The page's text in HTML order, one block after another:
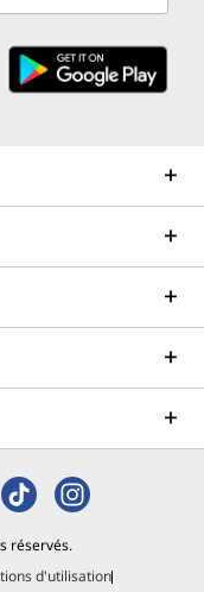
réservés.
d'utilisation